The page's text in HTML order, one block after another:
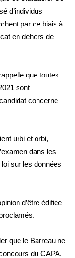
d’individus
par ce biais à
en dehors de
que toutes
sont
concerné
urbi et orbi,
dans les
sur les données
d’être édifiée
que le Barreau ne
du CAPA.